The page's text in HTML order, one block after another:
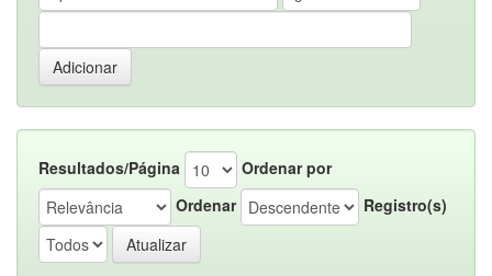
Resultados/Página
Ordenar por
Ordenar
Registro(s)